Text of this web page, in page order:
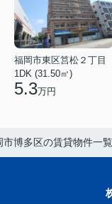
福岡市東区筥松２丁目
1DK (31.50㎡)
5.3万円
市博多区の賃貸物件一覧